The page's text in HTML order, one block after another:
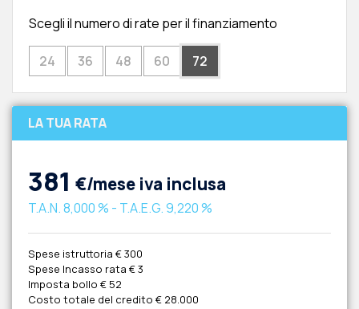
Scegli il numero di rate per il finanziamento
24 36 48 60 72
LA TUA RATA
381 €/mese iva inclusa
T.A.N.8,000 % - T.A.E.G.9,220 %
Spese istruttoria € 300
Spese Incasso rata € 3
Imposta bollo € 52
Costo totale del credito € 28.000